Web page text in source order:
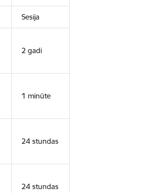
Sesija
2 gadi
1 minūte
24 stundas
24 stundas